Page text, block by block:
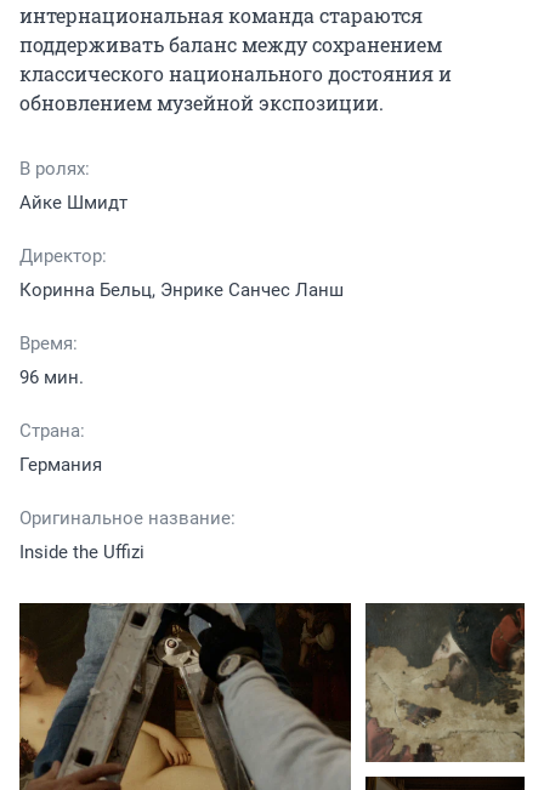
интернациональная команда стараются
поддерживать баланс между сохранением
классического национального достояния и
обновлением музейной экспозиции.
В ролях:
Айке Шмидт
Директор:
Коринна Бельц, Энрике Санчес Ланш
Время:
96 мин.
Страна:
Германия
Оригинальное название:
Inside the Uffizi